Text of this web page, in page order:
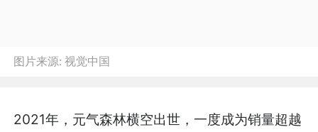
图片来源:视觉中国
2021年，元气森林横空出世，一度成为销量超越